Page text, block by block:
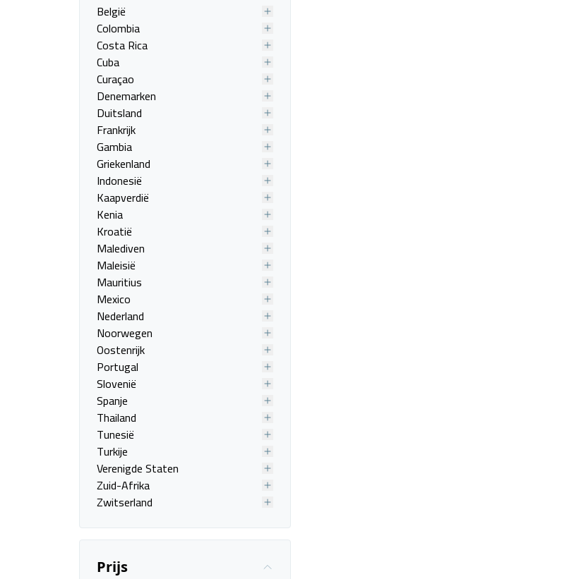
België
Colombia
Costa Rica
Cuba
Curaçao
Denemarken
Duitsland
Frankrijk
Gambia
Griekenland
Indonesië
Kaapverdië
Kenia
Kroatië
Malediven
Maleisië
Mauritius
Mexico
Nederland
Noorwegen
Oostenrijk
Portugal
Slovenië
Spanje
Thailand
Tunesië
Turkije
Verenigde Staten
Zuid-Afrika
Zwitserland
Prijs